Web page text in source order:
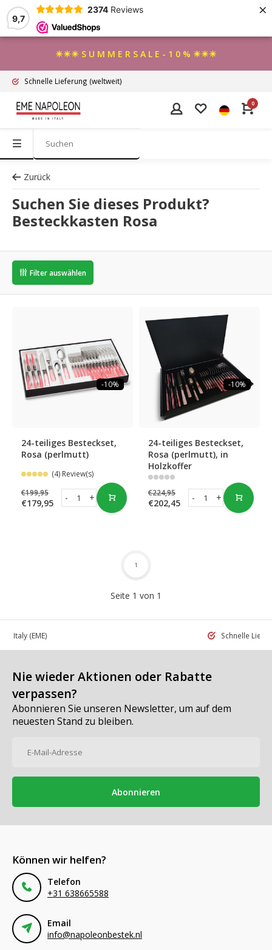
9,7
2374 Reviews ×
☀☀☀ S U M M E R S A L E - 1 0 % ☀☀☀
Schnelle Lieferung (weltweit)
0
Zurück
Suchen Sie dieses Produkt?
Besteckkasten Rosa
Filter auswählen
-10%
24-teiliges Besteckset,
Rosa (perlmutt)
(4) Review(s)
€199,95
€179,95 +
-
-10%
24-teiliges Besteckset,
Rosa (perlmutt), in
Holzkoffer
€224,95
€202,45 +
-
Seite 1 von 1
1
in Italy (EME) Schnelle
Nie wieder Aktionen oder Rabatte
verpassen?
Abonnieren Sie unseren Newsletter, um auf dem
neuesten Stand zu bleiben.
Abonnieren
Können wir helfen?
Telefon
+31 638665588
Email
info@napoleonbestek.nl